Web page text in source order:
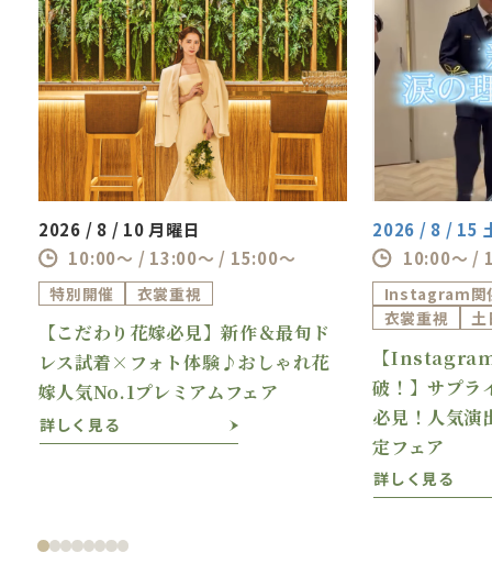
特別な一日の特別なプランをご用意しておりま
すので、お気軽にフェアにご参加ください。
2026 / 8 / 10 月曜日
10:00～ / 13:00～ / 15:00～
特別開催 衣裳重視
【こだわり花嫁必見】新作＆最旬ド
レス試着×フォト体験♪おしゃれ花
嫁人気No.1プレミアムフェア
詳しく見る
2026 / 8 / 15
10:00～ /
Instagram関
衣裳重視
土
【
破！】サプラ
必見！人気演
定フェア
詳しく見る